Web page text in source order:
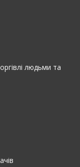
людьми та